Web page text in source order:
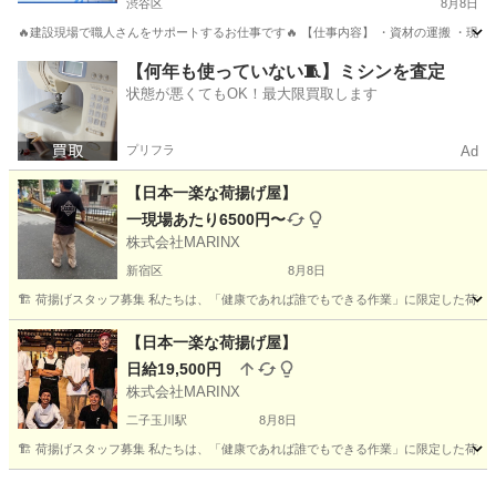
渋谷区 8月8日
🔥建設現場で職人さんをサポートするお仕事です🔥 【仕事内容】 ・資材の運搬 ・現
東京 渋谷区 建築 スタッフ
【何年も使っていない🧵】ミシンを査定
状態が悪くてもOK！最大限買取します
プリフラ Ad
【日本一楽な荷揚げ屋】
一現場あたり6500円〜
株式会社MARINX
新宿区 8月8日
🏗️ 荷揚げスタッフ募集 私たちは、「健康であれば誰でもできる作業」に限定した荷
東京 新宿区 建築 スタッフ
【日本一楽な荷揚げ屋】
日給19,500円
株式会社MARINX
二子玉川駅 8月8日
🏗️ 荷揚げスタッフ募集 私たちは、「健康であれば誰でもできる作業」に限定した荷